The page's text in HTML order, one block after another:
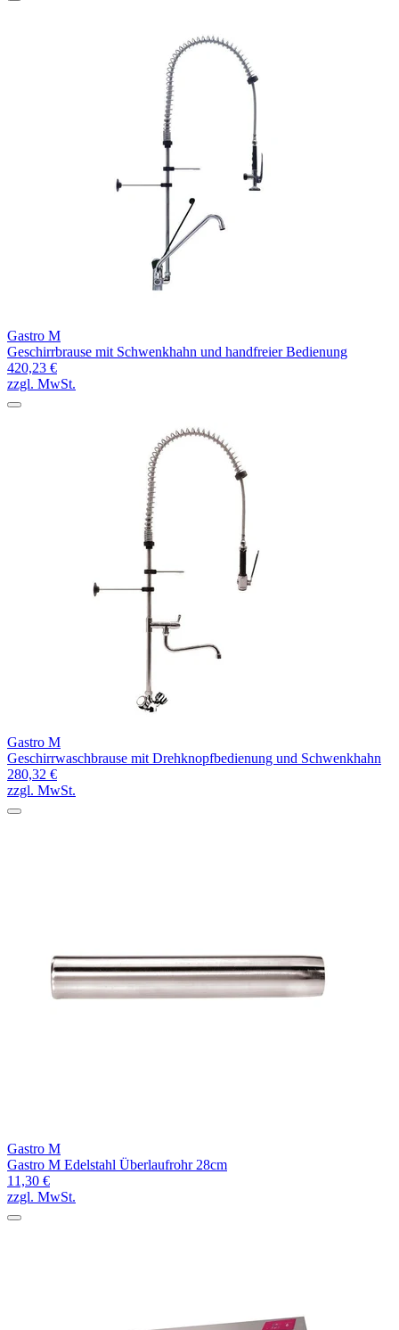
Gastro M
Geschirrbrause mit Schwenkhahn und handfreier Bedienung
420,23 €
zzgl. MwSt.
Gastro M
Geschirrwaschbrause mit Drehknopfbedienung und Schwenkhahn
280,32 €
zzgl. MwSt.
Gastro M
Gastro M Edelstahl Überlaufrohr 28cm
11,30 €
zzgl. MwSt.